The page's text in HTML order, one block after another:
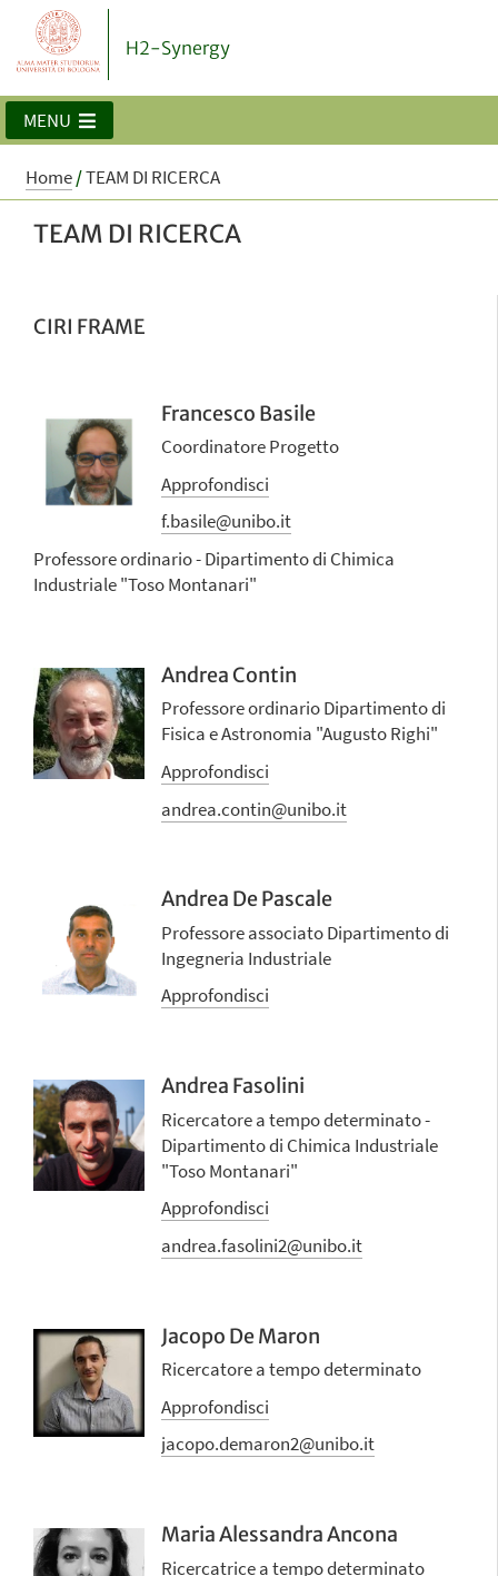
H2-Synergy
MENU
Home/TEAM DI RICERCA
TEAM DI RICERCA
CIRI FRAME
Francesco Basile
Coordinatore Progetto
Approfondisci
f.basile@unibo.it
Professore ordinario - Dipartimento di Chimica
Industriale "Toso Montanari"
Andrea Contin
Professore ordinario Dipartimento di
Fisica e Astronomia "Augusto Righi"
Approfondisci
andrea.contin@unibo.it
Andrea De Pascale
Professore associato Dipartimento di
Ingegneria Industriale
Approfondisci
Andrea Fasolini
Ricercatore a tempo determinato -
Dipartimento di Chimica Industriale
"Toso Montanari"
Approfondisci
andrea.fasolini2@unibo.it
Jacopo De Maron
Ricercatore a tempo determinato
Approfondisci
jacopo.demaron2@unibo.it
Maria Alessandra Ancona
Ricercatrice a tempo determinato